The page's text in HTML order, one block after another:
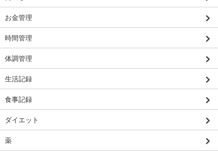
お金管理
時間管理
体調管理
生活記録
食事記録
ダイエット
薬